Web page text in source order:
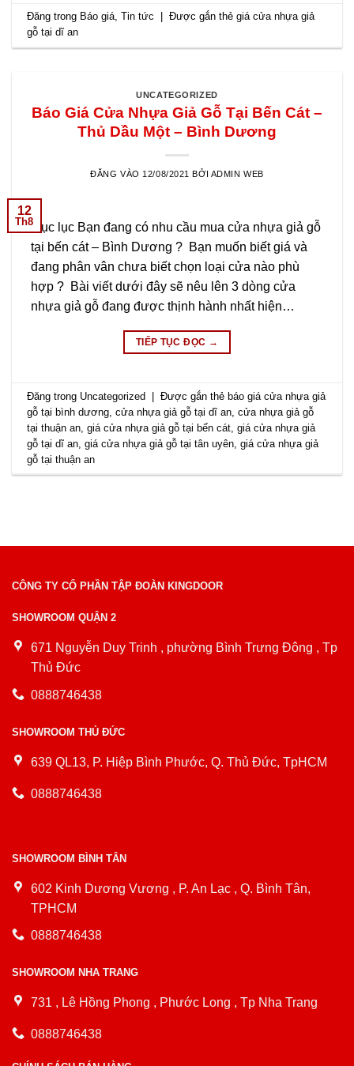
Đăng trong Báo giá ,Tin tức Được gắn thẻgiá cửa nhựa giả
gỗ tại dĩ an
UNCATEGORIZED
Báo Giá Cửa Nhựa Giả Gỗ Tại Bến Cát –
Thủ Dầu Một – Bình Dương
ĐĂNG VÀO 12/08/2021 BỞI ADMIN WEB
12
Th8Mục lục Bạn đang có nhu cầu mua cửa nhựa giả gỗ
tại bến cát – Bình Dương ? Bạn muốn biết giá và
đang phân vân chưa biết chọn loại cửa nào phù
hợp ? Bài viết dưới đây sẽ nêu lên 3 dòng cửa
nhựa giả gỗ đang được thịnh hành nhất hiện…
TIẾP TỤC ĐỌC →
Đăng trong Uncategorized | Được gắn thẻbáo giá cửa nhựa giả
gỗ tại bình dương ,cửa nhựa giả gỗ tại dĩ an ,cửa nhựa giả gỗ
tại thuận an ,giá cửa nhựa giả gỗ tại bến cát ,giá cửa nhựa giả
gỗ tại dĩ an ,giá cửa nhựa giả gỗ tại tân uyên ,giá cửa nhựa giả
gỗ tại thuận an
CÔNG TY CỔ PHẦN TẬP ĐOÀN KINGDOOR
SHOWROOM QUẬN 2
671 Nguyễn Duy Trinh , phường Bình Trưng Đông , Tp
Thủ Đức
0888746438
SHOWROOM THỦ ĐỨC
639 QL13, P. Hiệp Bình Phước, Q. Thủ Đức, TpHCM
0888746438
SHOWROOM BÌNH TÂN
602 Kinh Dương Vương , P. An Lạc , Q. Bình Tân,
TPHCM
0888746438
SHOWROOM NHA TRANG
731 , Lê Hồng Phong , Phước Long , Tp Nha Trang
0888746438